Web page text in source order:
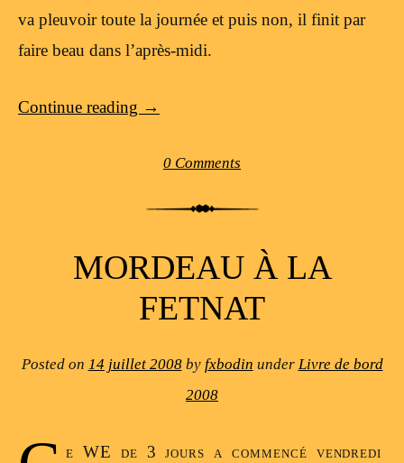
va pleuvoir toute la journée et puis non, il finit par
faire beau dans l’après-midi.
Continue reading →
0 Comments
MORDEAU À LA
FETNAT
Posted on 14 juillet 2008by fxbodin under Livre de bord
2008
e WE de 3 jours a commencé vendredi